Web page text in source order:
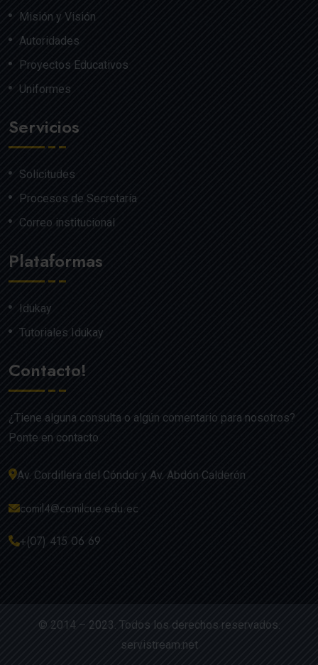
Misión y Visión
Autoridades
Proyectos Educativos
Uniformes
Servicios
Solicitudes
Procesos de Secretaría
Correo institucional
Plataformas
Idukay
Tutoriales Idukay
Contacto!
¿Tiene alguna consulta o algún comentario para nosotros?
Ponte en contacto
Av. Cordillera del Cóndor y Av. Abdón Calderón
comil4@comilcue.edu.ec
+(07) 415 06 69
© 2014 – 2023. Todos los derechos reservados.
servistream.net